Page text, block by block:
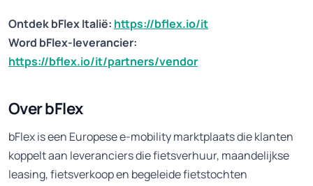
Ontdek bFlex Italië: https://bflex.io/it
Word bFlex-leverancier:
https://bflex.io/it/partners/vendor
Over bFlex
bFlex is een Europese e-mobility marktplaats die klanten
koppelt aan leveranciers die fietsverhuur, maandelijkse
leasing, fietsverkoop en begeleide fietstochten